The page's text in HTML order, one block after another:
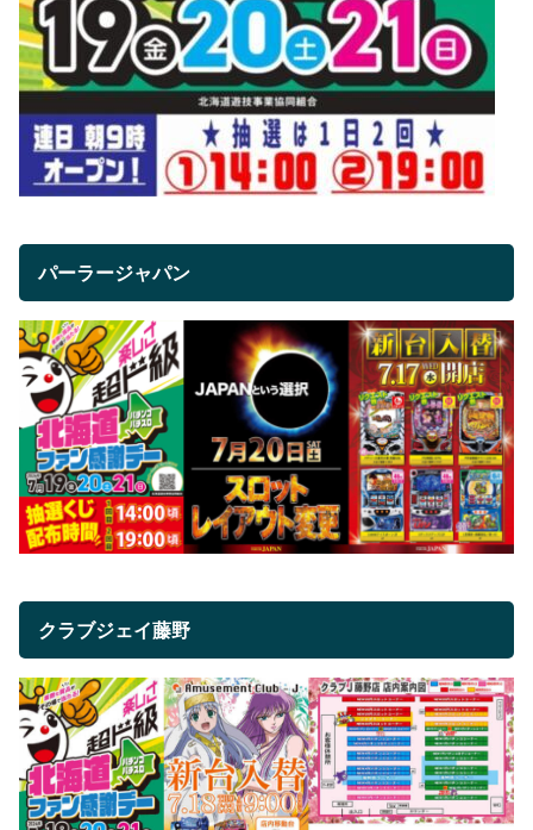
パーラージャパン
クラブジェイ藤野